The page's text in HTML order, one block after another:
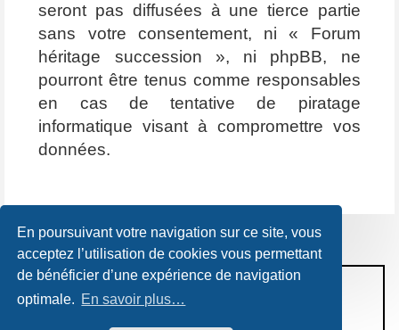
En poursuivant votre navigation sur ce site, vous
acceptez l’utilisation de cookies vous permettant
de bénéficier d’une expérience de navigation
optimale. En savoir plus…
seront pas diffusées à une tierce partie
sans votre consentement, ni « Forum
héritage succession », ni phpBB, ne
pourront être tenus comme responsables
en cas de tentative de piratage
informatique visant à compromettre vos
données.
CONDITIONS D’UTILISATION
POLITIQUE DE VIE PRIVÉE